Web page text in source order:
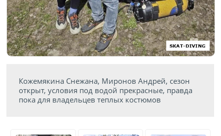
Кожемякина Снежана, Миронов Андрей, сезон
открыт, условия под водой прекрасные, правда
пока для владельцев теплых костюмов